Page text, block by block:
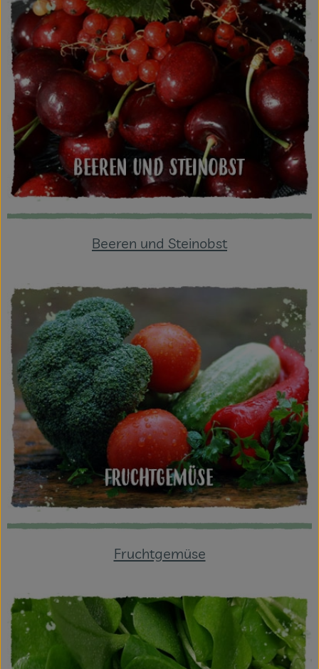
Beeren und Steinobst
Fruchtgemüse